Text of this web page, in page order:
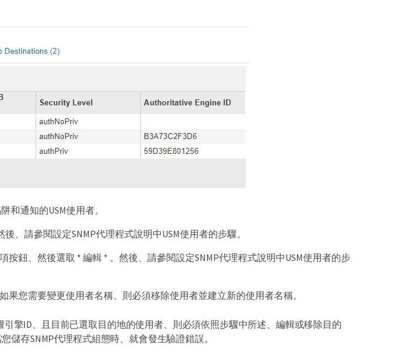
和通知的USM使用者。
、請參閱設定SNMP代理程式說明中USM使用者的步驟。
按鈕、然後選取 * 編輯 * 。然後、請參閱設定SNMP代理程式說明中USM使用者的步
果您需要變更使用者名稱、則必須移除使用者並建立新的使用者名稱。
擎ID、且目前已選取目的地的使用者、則必須依照步驟中所述、編輯或移除目的
儲存SNMP代理程式組態時、就會發生驗證錯誤。